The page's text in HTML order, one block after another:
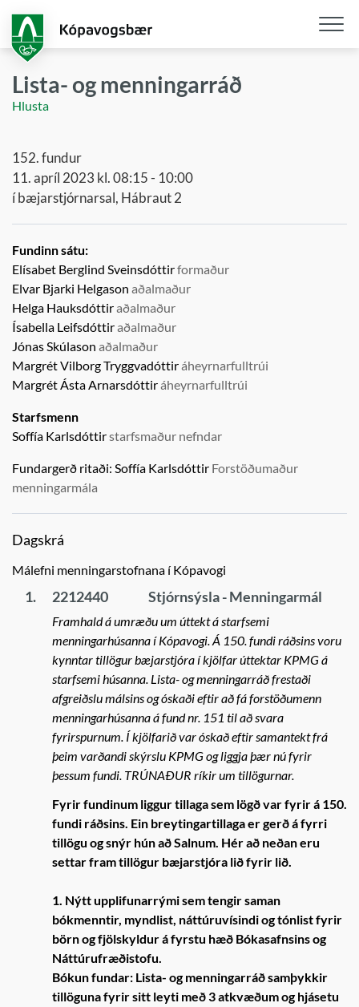
aðalefni
Lista- og menningarráð
Hlusta
152. fundur
11. apríl 2023 kl. 08:15 - 10:00
í bæjarstjórnarsal, Hábraut 2
Fundinn sátu:
Elísabet Berglind Sveinsdóttirformaður
Elvar Bjarki Helgason aðalmaður
Helga Hauksdóttiraðalmaður
Ísabella Leifsdóttiraðalmaður
Jónas Skúlason aðalmaður
Margrét Vilborg Tryggvadóttiráheyrnarfulltrúi
Margrét Ásta Arnarsdóttiráheyrnarfulltrúi
Starfsmenn
Soffía Karlsdóttirstarfsmaður nefndar
Fundargerð ritaði: Soffía Karlsdóttir Forstöðumaður
menningarmála
Dagskrá
Málefni menningarstofnana í Kópavogi
1. 2212440 Stjórnsýsla - Menningarmál
Framhald á umræðu um úttekt á starfsemi
menningarhúsanna í Kópavogi. Á 150. fundi ráðsins voru
kynntar tillögur bæjarstjóra í kjölfar úttektar KPMG á
starfsemi húsanna. Lista- og menningarráð frestaði
afgreiðslu málsins og óskaði eftir að fá forstöðumenn
menningarhúsanna á fund nr. 151 til að svara
fyrirspurnum. Í kjölfarið var óskað eftir samantekt frá
þeim varðandi skýrslu KPMG og liggja þær nú fyrir
þessum fundi. TRÚNAÐUR ríkir um tillögurnar.
Fyrir fundinum liggur tillaga sem lögð var fyrir á 150.
fundi ráðsins. Ein breytingartillaga er gerð á fyrri
tillögu og snýr hún að Salnum. Hér að neðan eru
settar fram tillögur bæjarstjóra lið fyrir lið.
1. Nýtt upplifunarrými sem tengir saman
bókmenntir, myndlist, náttúruvísindi og tónlist fyrir
börn og fjölskyldur á fyrstu hæð Bókasafnsins og
Náttúrufræðistofu.
Bókun fundar: Lista- og menningarráð samþykkir
tillöguna fyrir sitt leyti með 3 atkvæðum og hjásetu
Opna